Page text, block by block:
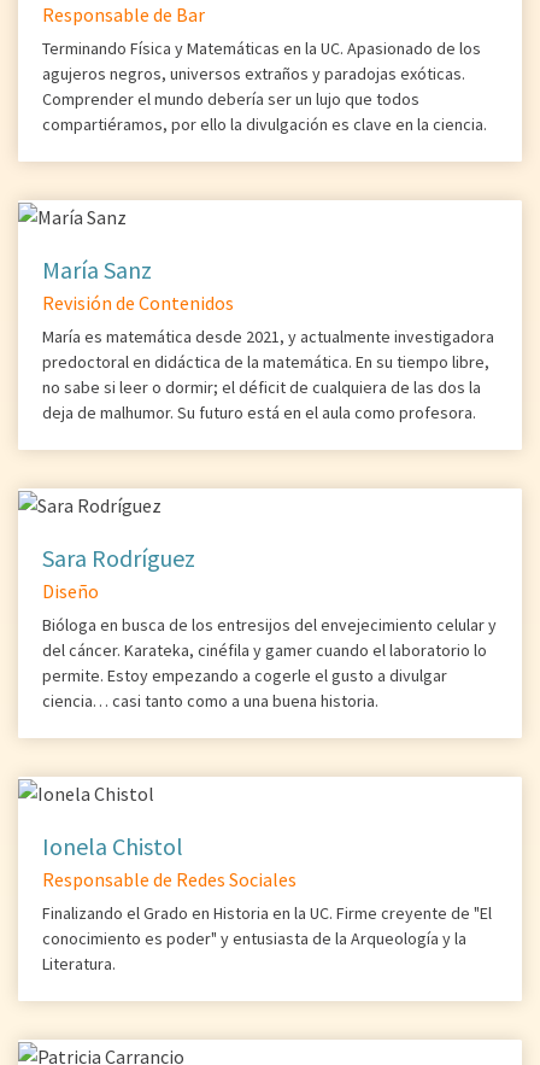
Responsable de Bar
Terminando Física y Matemáticas en la UC. Apasionado de los
agujeros negros, universos extraños y paradojas exóticas.
Comprender el mundo debería ser un lujo que todos
compartiéramos, por ello la divulgación es clave en la ciencia.
María Sanz
Revisión de Contenidos
María es matemática desde 2021, y actualmente investigadora
predoctoral en didáctica de la matemática. En su tiempo libre,
no sabe si leer o dormir; el déficit de cualquiera de las dos la
deja de malhumor. Su futuro está en el aula como profesora.
Sara Rodríguez
Diseño
Bióloga en busca de los entresijos del envejecimiento celular y
del cáncer. Karateka, cinéfila y gamer cuando el laboratorio lo
permite. Estoy empezando a cogerle el gusto a divulgar
ciencia… casi tanto como a una buena historia.
Ionela Chistol
Responsable de Redes Sociales
Finalizando el Grado en Historia en la UC. Firme creyente de "El
conocimiento es poder" y entusiasta de la Arqueología y la
Literatura.